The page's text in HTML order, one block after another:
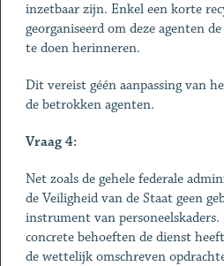
inzetbaar zijn. Enkel een korte
georganiseerd om deze agenten
te doen herinneren.
Dit vereist géén aanpassing van
de betrokken agenten.
Vraag 4:
Net zoals de gehele federale
de Veiligheid van de Staat geen
instrument van
concrete behoeften de dienst
de wettelijk omschreven